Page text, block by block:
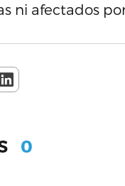
ni afectados
0